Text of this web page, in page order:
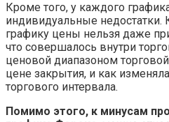
Кроме того, у каждого
индивидуальные
графику цены нельзя даже
что совершалось внутри
ценовой диапазоном
цене закрытия, и как
торгового интервала.
Помимо этого, к минусам